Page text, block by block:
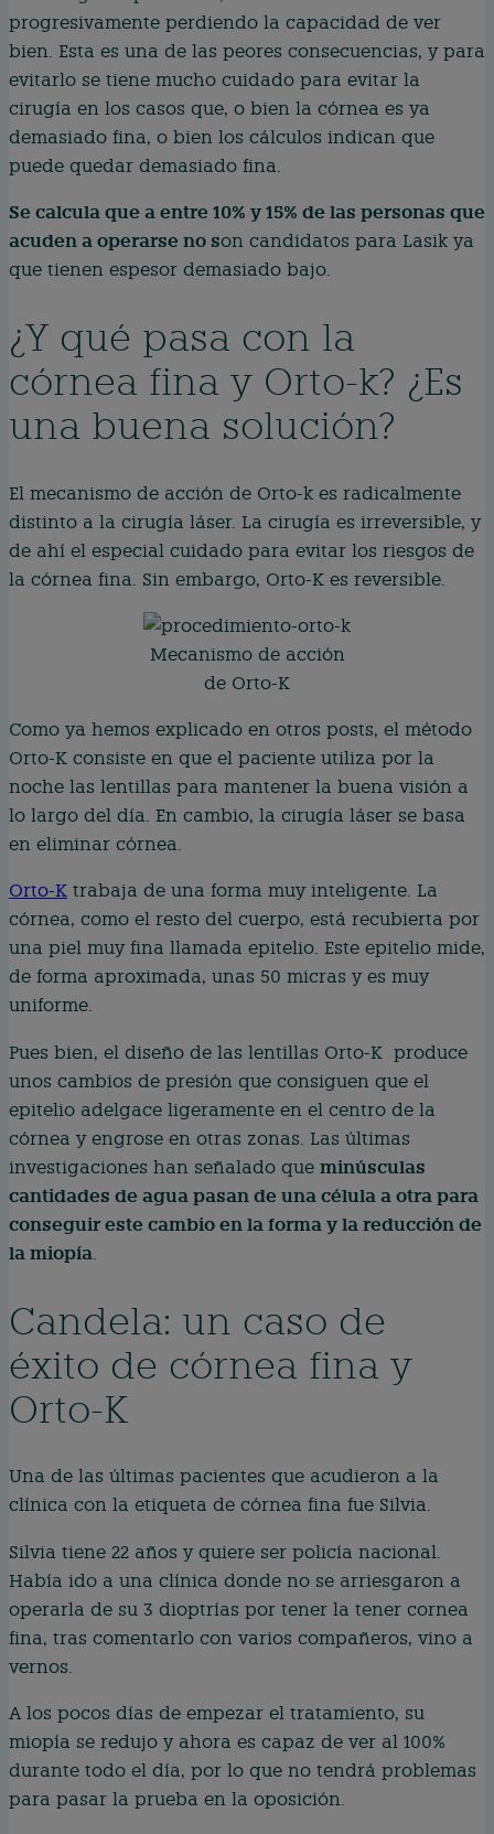
progresivamente perdiendo la capacidad de ver
bien. Esta es una de las peores consecuencias, y para
evitarlo se tiene mucho cuidado para evitar la
cirugía en los casos que, o bien la córnea es ya
demasiado fina, o bien los cálculos indican que
puede quedar demasiado fina.
Se calcula que a entre 10% y 15% de las personas que
acuden a operarse no son candidatos para Lasik ya
que tienen espesor demasiado bajo.
¿Y qué pasa con la
córnea fina y Orto-k? ¿Es
una buena solución?
El mecanismo de acción de Orto-k es radicalmente
distinto a la cirugía láser. La cirugía es irreversible, y
de ahí el especial cuidado para evitar los riesgos de
la córnea fina. Sin embargo, Orto-K es reversible.
Mecanismo de acción
de Orto-K
Como ya hemos explicado en otros posts, el método
Orto-K consiste en que el paciente utiliza por la
noche las lentillas para mantener la buena visión a
lo largo del día. En cambio, la cirugía láser se basa
en eliminar córnea.
Orto-K trabaja de una forma muy inteligente. La
córnea, como el resto del cuerpo, está recubierta por
una piel muy fina llamada epitelio. Este epitelio mide,
de forma aproximada, unas 50 micras y es muy
uniforme.
Pues bien, el diseño de las lentillas Orto-K produce
unos cambios de presión que consiguen que el
epitelio adelgace ligeramente en el centro de la
córnea y engrose en otras zonas. Las últimas
investigaciones han señalado que minúsculas
cantidades de agua pasan de una célula a otra para
conseguir este cambio en la forma y la reducción de
la miopía
Candela: un caso de
éxito de córnea fina y
Orto-K
Una de las últimas pacientes que acudieron a la
clínica con la etiqueta de córnea fina fue Silvia.
Silvia tiene 22 años y quiere ser policía nacional.
Había ido a una clínica donde no se arriesgaron a
operarla de su 3 dioptrías por tener la tener cornea
fina, tras comentarlo con varios compañeros, vino a
vernos.
A los pocos días de empezar el tratamiento, su
miopía se redujo y ahora es capaz de ver al 100%
durante todo el día, por lo que no tendrá problemas
para pasar la prueba en la oposición.